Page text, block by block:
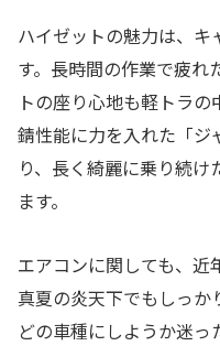
ハイゼットの魅力は、
す。長時間の作業で疲れ
トの座り心地も軽トラ
錆性能に力を入れた「ジ
り、長く綺麗に乗り続
ます。
エアコンに関しても、近
真夏の炎天下でもしっか
どの車種にしようか迷